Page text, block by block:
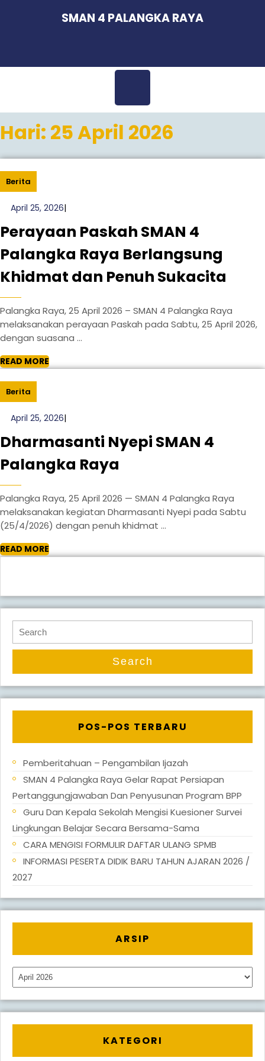
SMAN 4 PALANGKA RAYA
Open
Menu
Hari: 25 April 2026
Berita
April 25, 2026April
2026
|
Perayaan Paskah SMAN 4
Palangka Raya Berlangsung
Khidmat dan Penuh Sukacita
Palangka Raya, 25 April 2026 – SMAN 4 Palangka Raya
melaksanakan perayaan Paskah pada Sabtu, 25 April 2026,
dengan suasana ...
READ MOREREAD
Berita
April 25, 2026April
2026
|
Dharmasanti Nyepi SMAN 4
Palangka Raya
SMAN
4
Palangka
Palangka Raya, 25 April 2026 — SMAN 4 Palangka Raya
melaksanakan kegiatan Dharmasanti Nyepi pada Sabtu
(25/4/2026) dengan penuh khidmat ...
READ MOREREAD
MORE
Search
for:
POS-POS TERBARU
Pemberitahuan – Pengambilan Ijazah
SMAN 4 Palangka Raya Gelar Rapat Persiapan
Pertanggungjawaban Dan Penyusunan Program BPP
Guru Dan Kepala Sekolah Mengisi Kuesioner Survei
Lingkungan Belajar Secara Bersama-Sama
CARA MENGISI FORMULIR DAFTAR ULANG SPMB
INFORMASI PESERTA DIDIK BARU TAHUN AJARAN 2026 /
2027
ARSIP
Arsip
KATEGORI